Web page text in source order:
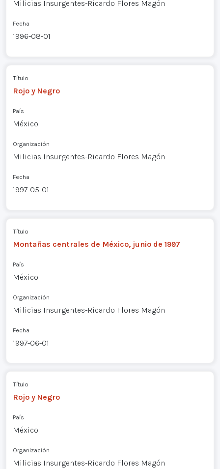
Milicias Insurgentes-Ricardo Flores Magón
Fecha
1996-08-01
Título
Rojo y Negro
País
México
Organización
Milicias Insurgentes-Ricardo Flores Magón
Fecha
1997-05-01
Título
Montañas centrales de México, junio de 1997
País
México
Organización
Milicias Insurgentes-Ricardo Flores Magón
Fecha
1997-06-01
Título
Rojo y Negro
País
México
Organización
Milicias Insurgentes-Ricardo Flores Magón